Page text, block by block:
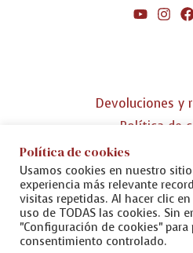
Devoluciones y
Política de
Política de
Aviso
Política de cookies
Usamos cookies en nuestro
experiencia más relevante
visitas repetidas. Al hacer clic
uso de TODAS las cookies. Sin
"Configuración de cookies"
consentimiento controlado.